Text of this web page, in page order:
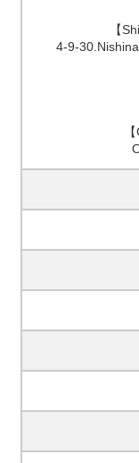
【
4-9-